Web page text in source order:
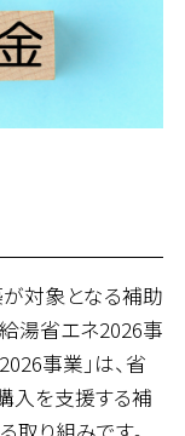
が対象となる補助
湯省エネ2026事
事業」は、省
入を支援する補